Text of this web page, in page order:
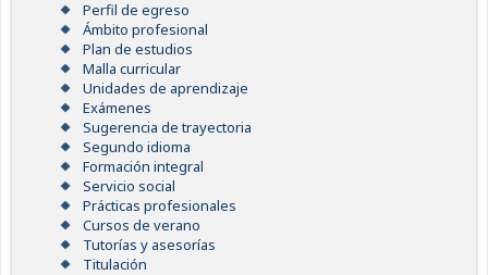
Perfil de egreso
Ámbito profesional
Plan de estudios
Malla curricular
Unidades de aprendizaje
Exámenes
Sugerencia de trayectoria
Segundo idioma
Formación integral
Servicio social
Prácticas profesionales
Cursos de verano
Tutorías y asesorías
Titulación